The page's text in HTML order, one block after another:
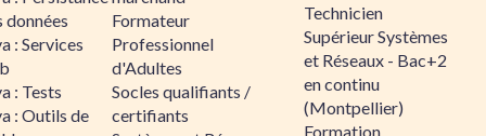
données
: Services
: Tests
: Outils de
Formateur
Professionnel
d'Adultes
Socles qualifiants /
certifiants
Technicien
Supérieur Systèmes
et Réseaux - Bac+2
en continu
(Montpellier)
Formation